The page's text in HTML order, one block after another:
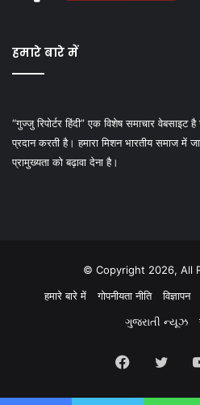
हमारे बारे में
“गुज्जु रिपोर्टर हिंदी” एक विशेष समाचार
प्रदान करती है। हमारा मिशन भारतीय समाज में
प्रामुख्यता को बढ़ावा देना है।
© Copyright 2026, All
हमारे बारे में
गोपनीयता नीति विज्ञापन
ગુજરાતી ન્યૂઝ
Facebook